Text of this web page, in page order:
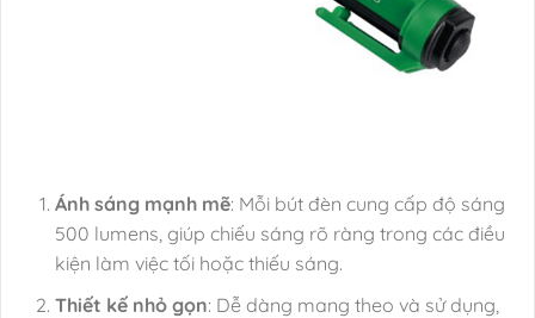
Ánh sáng mạnh mẽ: Mỗi bút đèn cung cấp độ sáng
500 lumens, giúp chiếu sáng rõ ràng trong các điều
kiện làm việc tối hoặc thiếu sáng.
Thiết kế nhỏ gọn: Dễ dàng mang theo và sử dụng,